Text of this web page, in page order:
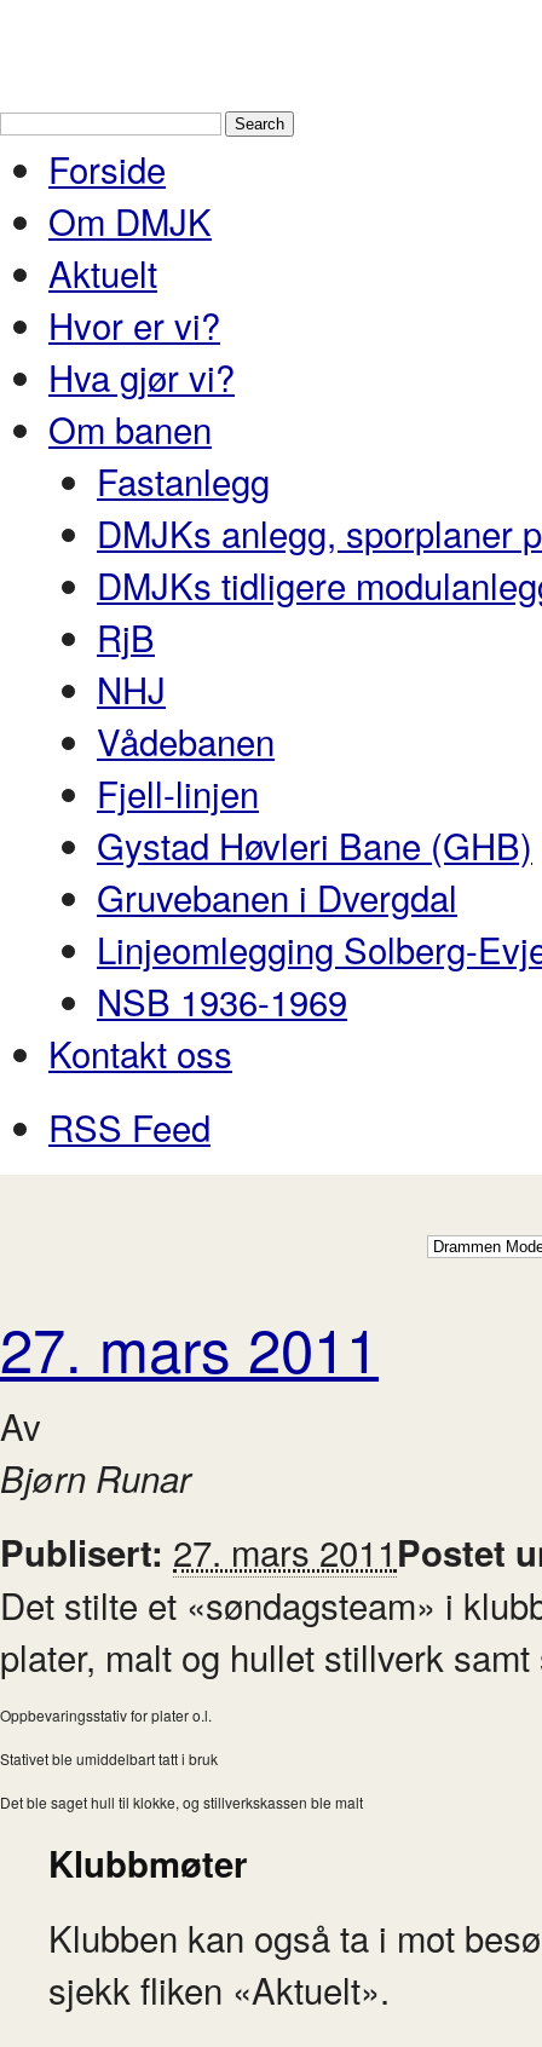
Forside
Om DMJK
Aktuelt
Hvor er vi?
Hva gjør vi?
Om banen
Fastanlegg
DMJKs anlegg, sporplaner
DMJKs tidligere
RjB
NHJ
Vådebanen
Fjell-linjen
Gystad Høvleri Bane (GHB)
Gruvebanen i Dvergdal
Linjeomlegging Solberg-
NSB 1936-1969
Kontakt oss
RSS Feed
27. mars 2011
Av
Bjørn Runar
Publisert: 27. mars 2011Postet
Det stilte et «søndagsteam» i
plater, malt og hullet stillverk
Oppbevaringsstativ for plater o.l.
Stativet ble umiddelbart tatt i bruk
Det ble saget hull til klokke, og stillverkskassen ble malt
Klubbmøter
Klubben kan også ta i mot
sjekk fliken «Aktuelt».